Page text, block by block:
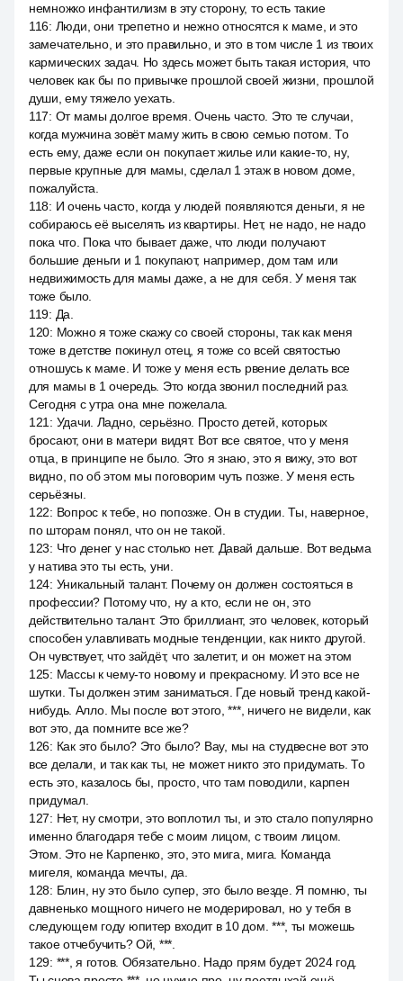
немножко инфантилизм в эту сторону, то есть такие
116: Люди, они трепетно и нежно относятся к маме, и это
замечательно, и это правильно, и это в том числе 1 из твоих
кармических задач. Но здесь может быть такая история, что
человек как бы по привычке прошлой своей жизни, прошлой
души, ему тяжело уехать.
117: От мамы долгое время. Очень часто. Это те случаи,
когда мужчина зовёт маму жить в свою семью потом. То
есть ему, даже если он покупает жилье или какие-то, ну,
первые крупные для мамы, сделал 1 этаж в новом доме,
пожалуйста.
118: И очень часто, когда у людей появляются деньги, я не
собираюсь её выселять из квартиры. Нет, не надо, не надо
пока что. Пока что бывает даже, что люди получают
большие деньги и 1 покупают, например, дом там или
недвижимость для мамы даже, а не для себя. У меня так
тоже было.
119: Да.
120: Можно я тоже скажу со своей стороны, так как меня
тоже в детстве покинул отец, я тоже со всей святостью
отношусь к маме. И тоже у меня есть рвение делать все
для мамы в 1 очередь. Это когда звонил последний раз.
Сегодня с утра она мне пожелала.
121 : Удачи. Ладно, серьёзно. Просто детей, которых
бросают, они в матери видят. Вот все святое, что у меня
отца, в принципе не было. Это я знаю, это я вижу, это вот
видно, по об этом мы поговорим чуть позже. У меня есть
серьёзны.
122: Вопрос к тебе, но попозже. Он в студии. Ты, наверное,
по шторам понял, что он не такой.
123: Что денег у нас столько нет. Давай дальше. Вот ведьма
у натива это ты есть, уни.
124: Уникальный талант. Почему он должен состояться в
профессии? Потому что, ну а кто, если не он, это
действительно талант. Это бриллиант, это человек, который
способен улавливать модные тенденции, как никто другой.
Он чувствует, что зайдёт, что залетит, и он может на этом
125: Массы к чему-то новому и прекрасному. И это все не
шутки. Ты должен этим заниматься. Где новый тренд какой-
нибудь. Алло. Мы после вот этого, ***, ничего не видели, как
вот это, да помните все же?
126: Как это было? Это было? Вау, мы на студвесне вот это
все делали, и так как ты, не может никто это придумать. То
есть это, казалось бы, просто, что там поводили, карпен
придумал.
127: Нет, ну смотри, это воплотил ты, и это стало популярно
именно благодаря тебе с моим лицом, с твоим лицом.
Этом. Это не Карпенко, это, это мига, мига. Команда
мигеля, команда мечты, да.
128: Блин, ну это было супер, это было везде. Я помню, ты
давненько мощного ничего не модерировал, но у тебя в
следующем году юпитер входит в 10 дом. ***, ты можешь
такое отчебучить? Ой, ***.
129: ***, я готов. Обязательно. Надо прям будет 2024 год.